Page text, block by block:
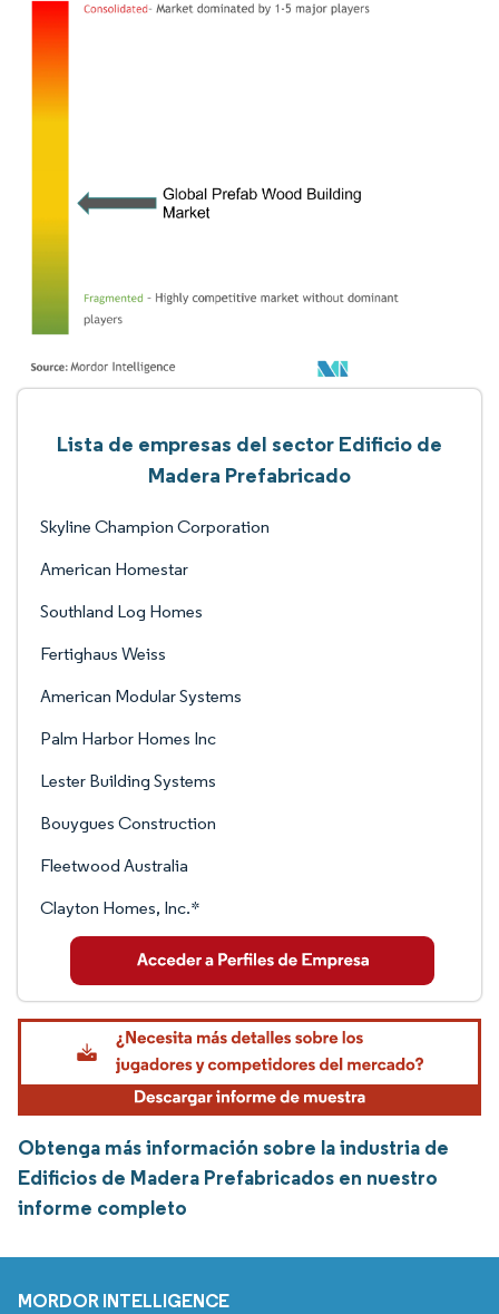
Lista de empresas del sector Edificio de
Madera Prefabricado
Skyline Champion Corporation
American Homestar
Southland Log Homes
Fertighaus Weiss
American Modular Systems
Palm Harbor Homes Inc
Lester Building Systems
Bouygues Construction
Fleetwood Australia
Clayton Homes, Inc.*
Obtenga más información sobre la industria de
Edificios de Madera Prefabricados en nuestro
informe completo
MORDOR INTELLIGENCE